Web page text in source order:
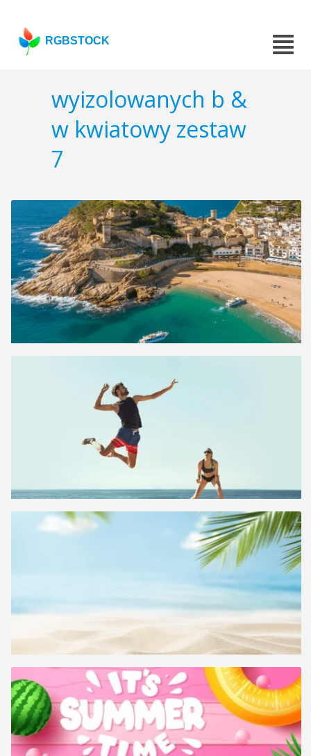
RGBSTOCK
wyizolowanych b &
w kwiatowy zestaw
7